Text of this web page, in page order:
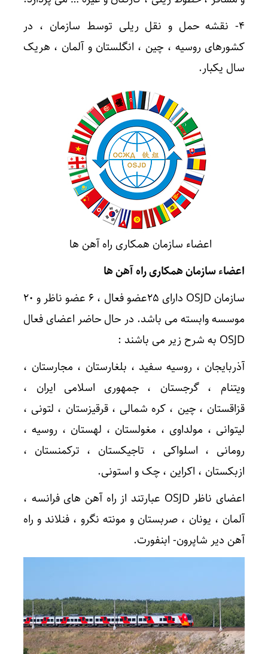
۴- نقشه حمل و نقل ریلی توسط سازمان ، در
کشورهای روسیه ، چین ، انگلستان و آلمان ،‌ هریک
سال یکبار.
اعضاء سازمان همکاری راه آهن ها
اعضاء سازمان همکاری راه آهن ها
سازمان OSJD دارای ۲۵عضو فعال ، ۶ عضو ناظر و ۲۰
موسسه وابسته می باشد. در حال حاضر اعضای فعال
OSJD به شرح زیر می باشند :
آذربایجان ، روسیه سفید ، بلغارستان ، مجارستان ،
ویتنام ، گرجستان ، جمهوری اسلامی ایران ،
قزاقستان ، چین ، کره شمالی ، قرقیزستان ، لتونی ،
لیتوانی ، مولداوی ، مغولستان ، لهستان ، روسیه ،
رومانی ، اسلواکی ، تاجیکستان ، ترکمنستان ،
ازبکستان ، اکراین ، چک و استونی.
اعضای ناظر OSJD عبارتند از راه آهن های فرانسه ،
آلمان ، یونان ، صربستان و مونته نگرو ، فنلاند و راه
آهن دیر شاپرون- ابنفورت.